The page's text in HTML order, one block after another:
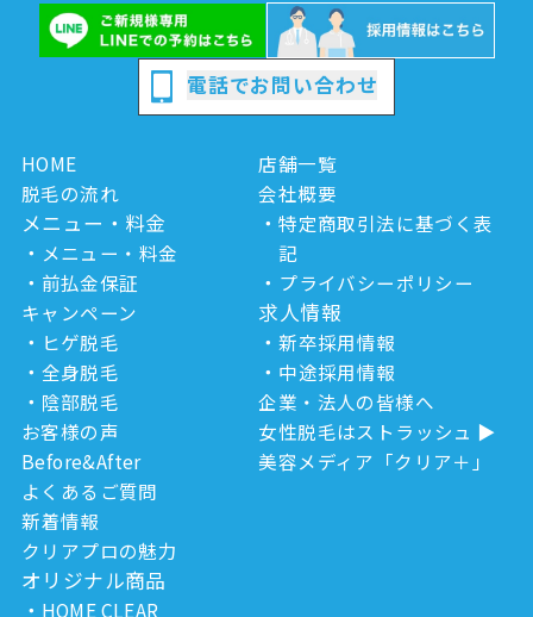
電話でお問い合わせ
HOME
脱毛の流れ
メニュー・料金
メニュー・料金
前払金保証
キャンペーン
ヒゲ脱毛
全身脱毛
陰部脱毛
お客様の声
Before&After
よくあるご質問
新着情報
クリアプロの魅力
オリジナル商品
HOME CLEAR
店舗一覧
会社概要
特定商取引法に基づく表
記
プライバシーポリシー
求人情報
新卒採用情報
中途採用情報
企業・法人の皆様へ
女性脱毛はストラッシュ
美容メディア「クリア＋」